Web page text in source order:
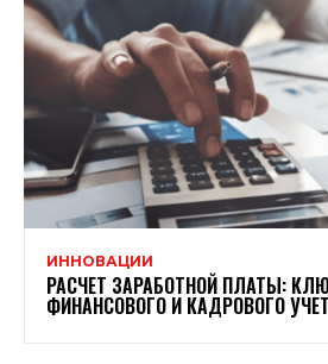
ИННОВАЦИИ
РАСЧЕТ ЗАРАБОТНОЙ ПЛАТЫ:
ФИНАНСОВОГО И КАДРОВОГО